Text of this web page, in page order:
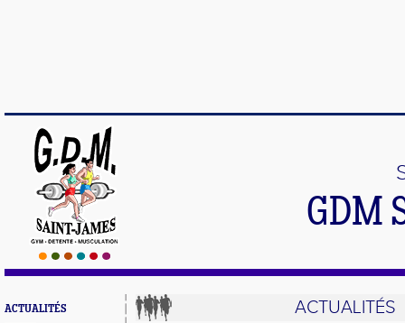
GDM
ACTUALITÉS ACTUALITÉS